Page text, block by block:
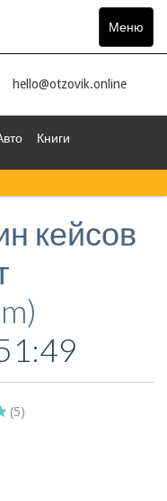
Меню
Toggle
hello@otzovik.online
Книги
кейсов
(5)